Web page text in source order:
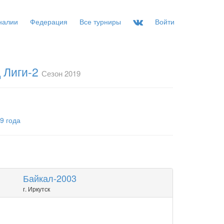
Федерация Все турниры Войти
2 Сезон 2019
года
Байкал-2003
г. Иркутск